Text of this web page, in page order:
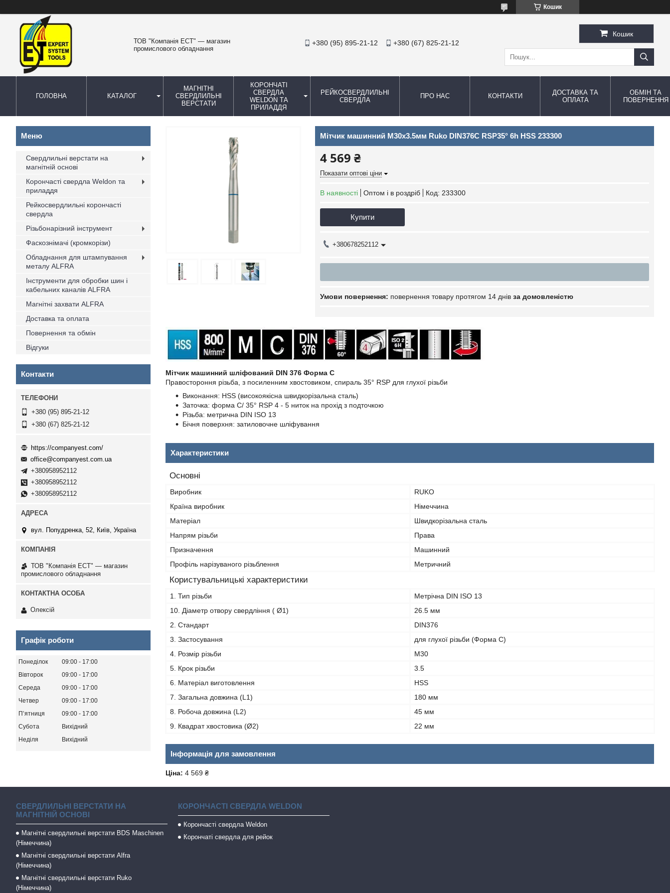
Кошик
ТОВ "Компанія ЕСТ" — магазин
промислового обладнання
+380 (95) 895-21-12 +380 (67) 825-21-12
Кошик
ГОЛОВНА КАТАЛОГ
МАГНІТНІ
СВЕРДЛИЛЬНІ
ВЕРСТАТИ
КОРОНЧАТІ
СВЕРДЛА
WELDON ТА
ПРИЛАДДЯ
РЕЙКОСВЕРДЛИЛЬНІ
СВЕРДЛА
ПРО НАС КОНТАКТИ
ДОСТАВКА ТА
ОПЛАТА
ОБМІН ТА
ПОВЕРНЕННЯ
Мітчик машинний M30х3.5мм Ruko DIN376C RSP35° 6h HSS 233300
4 569 ₴
Показати оптові ціни
В наявності Оптом і в роздріб Код: 233300
Купити
+380678252112
повернення товару протягом 14 днів за домовленістю
Мітчик машинний шліфований DIN 376 Форма С
Правостороння різьба, з посиленним хвостовиком, спираль 35° RSP для глухої різьби
Виконання: HSS (високоякісна швидкорізальна сталь)
Заточка: форма С/ 35° RSP 4 - 5 ниток на прохід з подточкою
Різьба: метрична DIN ISO 13
Бічня поверхня: затиловочне шліфування
Характеристики
Основні
Виробник
RUKO
Країна виробник
Німеччина
Матеріал
Швидкорізальна сталь
Напрям різьби
Права
Призначення
Машинний
Профіль нарізуваного різьблення
Метричний
Користувальницькі характеристики
1. Тип різьби
Метрічна DIN ISO 13
10. Діаметр отвору свердління ( Ø1)
26.5 мм
2. Стандарт
DIN376
3. Застосування
для глухої різьби (Форма С)
4. Розмір різьби
M30
5. Крок різьби
3.5
6. Матеріал виготовлення
HSS
7. Загальна довжина (L1)
180 мм
8. Робоча довжина (L2)
45 мм
9. Квадрат хвостовика (Ø2)
22 мм
Інформація для замовлення
Ціна: 4 569 ₴
Свердлильні верстати на
магнітній основі
Корончасті свердла Weldon та
приладдя
Рейкосвердлильні корончасті
свердла
Різьбонарізний інструмент
Фаскознімачі (кромкорізи)
Обладнання для штампування
металу ALFRA
Інструменти для обробки шин і
кабельних каналів ALFRA
Магнітні захвати ALFRA
Доставка та оплата
Повернення та обмін
Відгуки
Контакти
+380 (95) 895-21-12
+380 (67) 825-21-12
https://companyest.com/
office@companyest.com.ua
+380958952112
+380958952112
+380958952112
вул. Попудренка, 52, Київ, Україна
ТОВ "Компанія ЕСТ" — магазин
промислового обладнання
Олексій
Графік роботи
Понеділок 09:00
17:00
Вівторок
09:00
17:00
Середа
09:00
17:00
Четвер
09:00
17:00
Пʼятниця
09:00
17:00
Субота
Вихідний
Неділя
Вихідний
СВЕРДЛИЛЬНІ ВЕРСТАТИ НА
МАГНІТНІЙ ОСНОВІ
Магнітні свердлильні верстати BDS Maschinen
(Німеччина)
Магнітні свердлильні верстати Alfra
(Німеччина)
Магнітні свердлильні верстати Ruko
(Німеччина)
КОРОНЧАСТІ СВЕРДЛА WELDON
Корончасті свердла Weldon
Корончаті свердла для рейок